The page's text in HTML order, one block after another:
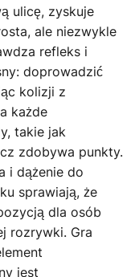
ulicę, zyskuje
ale niezwykle
refleks i
doprowadzić
kolizji z
każde
takie jak
zdobywa punkty.
i dążenie do
sprawiają, że
dla osób
rozrywki. Gra
jest